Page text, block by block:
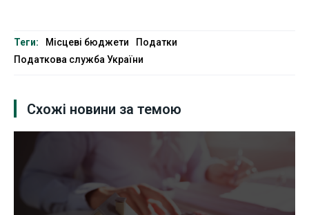
Теги: Місцеві бюджети
Податки
Податкова служба України
Схожі новини за темою